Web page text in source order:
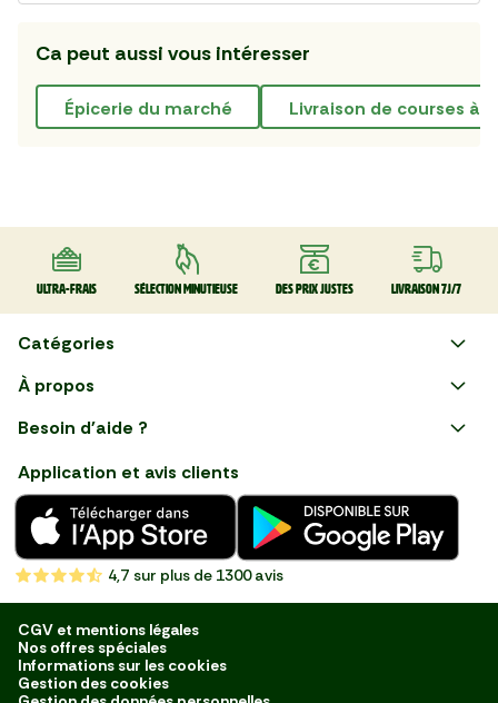
Ca peut aussi vous intéresser
épicerie du marché livraison de courses à
Ultra-frais Sélection minutieuse Des prix justes Livraison 7J/7
Catégories
Faire ses courses en ligne
Nouveautés
Fruits
Légumes
Boucherie
Charcuterie
Poissonnerie
Fromagerie
À propos
et savoir-faire français en
choisissant notre service de
livraison de produits frais et
de qualité, livrés directement
chez vous. Une expérience
de courses en ligne pensée
pour vous.
Besoin d'aide ?
Application et avis clients
4,7 sur plus de 1300 avis
CGV et mentions légales
Nos offres spéciales
Informations sur les cookies
Gestion des cookies